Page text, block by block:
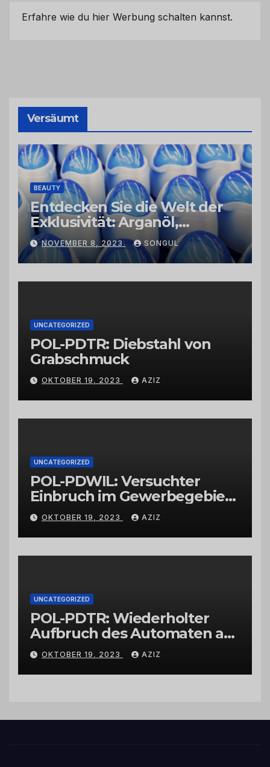
Erfahre wie du hier Werbung schalten kannst.
Versäumt
BEAUTY
Entdecken Sie die Welt der
Exklusivität: Arganöl,
Kaktusfeigenkernöl und
Schwarzkümmelöl von
vertrauenswürdigen
Großhändlern und Anbietern
NOVEMBER 8, 2023 SONGUL
UNCATEGORIZED
POL-PDTR: Diebstahl von
Grabschmuck
OKTOBER 19, 2023 AZIZ
UNCATEGORIZED
POL-PDWIL: Versuchter
Einbruch im Gewerbegebiet
Wittlich
OKTOBER 19, 2023 AZIZ
UNCATEGORIZED
POL-PDTR: Wiederholter
Aufbruch des Automaten am
Wohnmobilstellplatz in
Hermeskeil am Labachweg
OKTOBER 19, 2023 AZIZ